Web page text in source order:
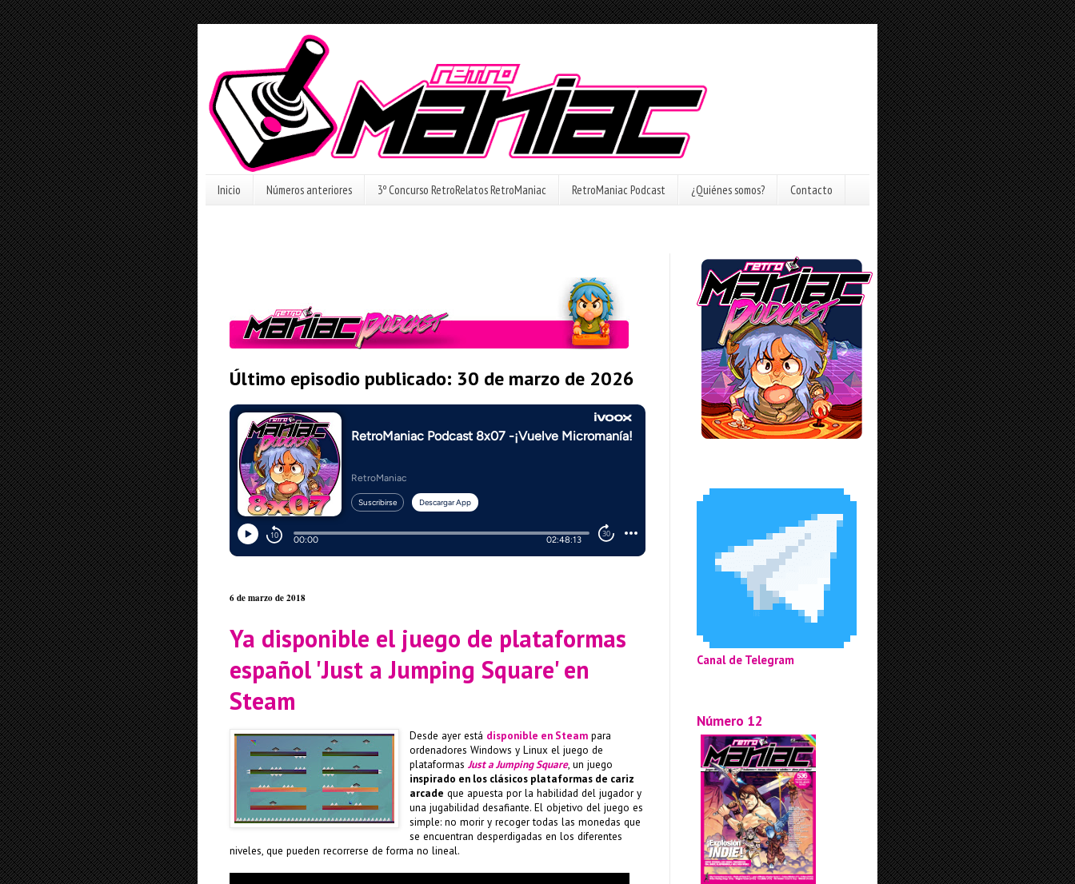
Inicio Números anteriores 3º Concurso RetroRelatos RetroManiac RetroManiac Podcast ¿Quiénes somos? Contacto
Último episodio publicado: 30 de marzo de 2026
6 de marzo de 2018
Ya disponible el juego de plataformas
español 'Just a Jumping Square' en
Steam
Desde ayer está disponible en Steam para
ordenadores Windows y Linux el juego de
plataformasJust a Jumping Square, un juego
inspirado en los clásicos plataformas de cariz
arcade que apuesta por la habilidad del jugador y
una jugabilidad desafiante. El objetivo del juego es
simple: no morir y recoger todas las monedas que
se encuentran desperdigadas en los diferentes
niveles, que pueden recorrerse de forma no lineal.
Canal de Telegram
Número 12